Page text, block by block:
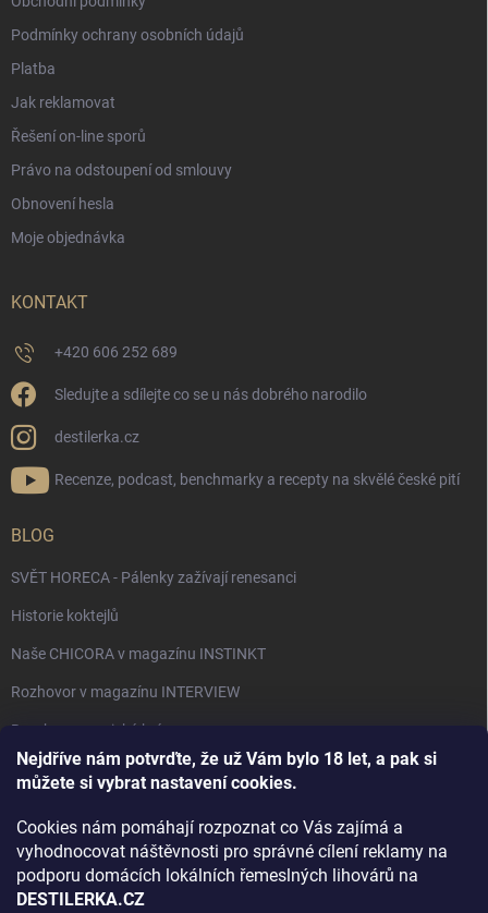
Nejdříve nám potvrďte, že už Vám bylo 18 let, a pak si
můžete si vybrat nastavení cookies.
Cookies nám pomáhají rozpoznat co Vás zajímá a
vyhodnocovat náštěvnosti pro správné cílení reklamy na
podporu domácích lokálních řemeslných lihovárů na
DESTILERKA.CZ
Podmínky ochrany osobních údajů
Platba
Jak reklamovat
Řešení on-line sporů
Právo na odstoupení od smlouvy
Obnovení hesla
Moje objednávka
KONTAKT
+420 606 252 689
Sledujte a sdílejte co se u nás dobrého narodilo
destilerka.cz
Recenze, podcast, benchmarky a recepty na skvělé české pití
BLOG
SVĚT HORECA - Pálenky zažívají renesanci
Historie koktejlů
Naše CHICORA v magazínu INSTINKT
Rozhovor v magazínu INTERVIEW
Bourbon, americká krása.
Napsali v TÝDNU o naší práci
Rozhovor s DESTILERKA.CZ v magazínu DRINKING-CAT
Jak vybrat dárek na Vánoce